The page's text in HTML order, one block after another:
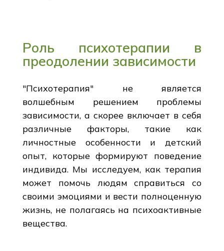
Роль психотерапии в
преодолении зависимости
"Психотерапия" не является
волшебным решением проблемы
зависимости, а скорее включает в себя
различные факторы, такие как
личностные особенности и детский
опыт, которые формируют поведение
индивида. Мы исследуем, как терапия
может помочь людям справиться со
своими эмоциями и вести полноценную
жизнь, не полагаясь на психоактивные
вещества.